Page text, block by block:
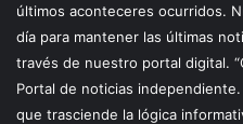
últimos aconteceres ocurridos.
día para mantener las últimas
través de nuestro portal digital.
Portal de noticias
que trasciende la lógica